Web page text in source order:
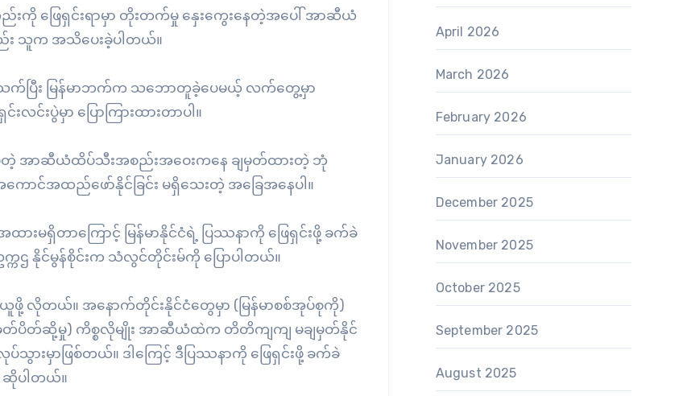
းကို ဖြေရှင်းရာမှာ တိုးတက်မှု နှေးကွေးနေတဲ့အပေါ် အာဆီယံ
ည်း သူက အသိပေးခဲ့ပါတယ်။
ပြီး မြန်မာဘက်က သဘောတူခဲ့ပေမယ့် လက်တွေ့မှာ
းပွဲမှာ ပြောကြားထားတာပါ။
ခဲ့တဲ့ အာဆီယံထိပ်သီးအစည်းအဝေးကနေ ချမှတ်ထားတဲ့ ဘုံ
င်အထည်ဖော်နိုင်ခြင်း မရှိသေးတဲ့ အခြေအနေပါ။
မရှိတာကြောင့် မြန်မာနိုင်ငံရဲ့ ပြဿနာကို ဖြေရှင်းဖို့ ခက်ခဲ
ဌ နိုင်မွန်စိုင်းက သံလွင်တိုင်းမ်ကို ပြောပါတယ်။
းယူဖို့ လိုတယ်။ အနောက်တိုင်းနိုင်ငံတွေမှာ (မြန်မာစစ်အုပ်စုကို)
ခတ်ပိတ်ဆို့မှု) ကိစ္စလိုမျိုး အာဆီယံထဲက တိတိကျကျ မချမှတ်နိုင်
းမှာဖြစ်တယ်။ ဒါကြေင့် ဒီပြဿနာကို ဖြေရှင်းဖို့ ခက်ခဲ
ဆိုပါတယ်။
April 2026
March 2026
February 2026
January 2026
December 2025
November 2025
October 2025
September 2025
August 2025